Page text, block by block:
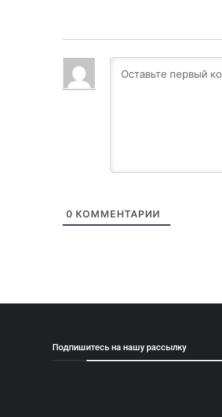
0 КОММЕНТАРИИ
Подпишитесь на нашу рассылку